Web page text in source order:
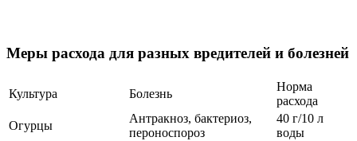
Меры расхода для разных вредителей и болезней
Культура Болезнь
Норма
расхода
Огурцы
Антракноз, бактериоз,
пероноспороз
40 г/10 л
воды